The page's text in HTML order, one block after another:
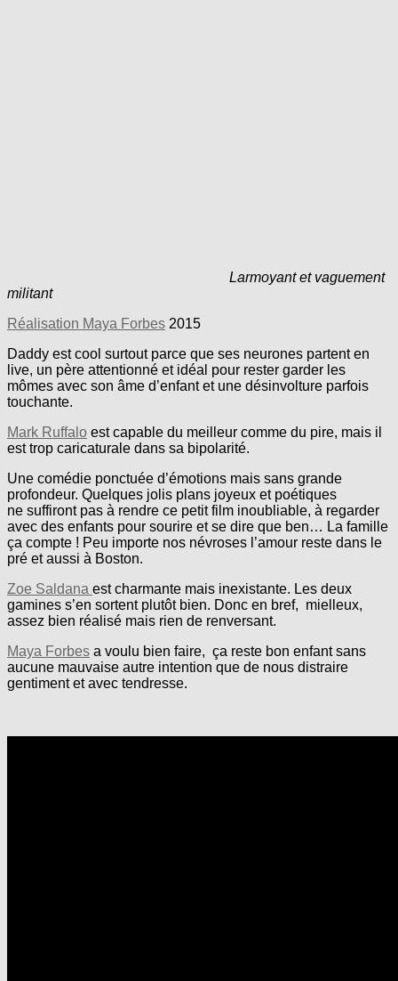
Larmoyant et vaguement
militant
Réalisation Maya Forbes 2015
Daddy est cool surtout parce que ses neurones partent en
live, un père attentionné et idéal pour rester garder les
mômes avec son âme d’enfant et une désinvolture parfois
touchante.
Mark Ruffalo est capable du meilleur comme du pire, mais il
est trop caricaturale dans sa bipolarité.
Une comédie ponctuée d’émotions mais sans grande
profondeur. Quelques jolis plans joyeux et poétiques
ne suffiront pas à rendre ce petit film inoubliable, à regarder
avec des enfants pour sourire et se dire que ben… La famille
ça compte ! Peu importe nos névroses l’amour reste dans le
pré et aussi à Boston.
Zoe Saldana est charmante mais inexistante. Les deux
gamines s’en sortent plutôt bien. Donc en bref, mielleux,
assez bien réalisé mais rien de renversant.
Maya Forbes a voulu bien faire, ça reste bon enfant sans
aucune mauvaise autre intention que de nous distraire
gentiment et avec tendresse.